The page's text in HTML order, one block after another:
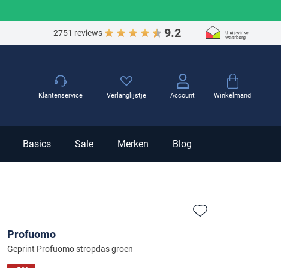
2751 reviews 9.2
Winkelmand
Basics Sale Merken Blog
Klantenservice Verlanglijstje Account
Profuomo
Geprint Profuomo stropdas groen
Zet bij favorieten